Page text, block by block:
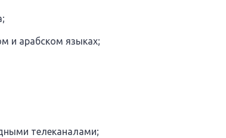
и арабском языках;
телеканалами;